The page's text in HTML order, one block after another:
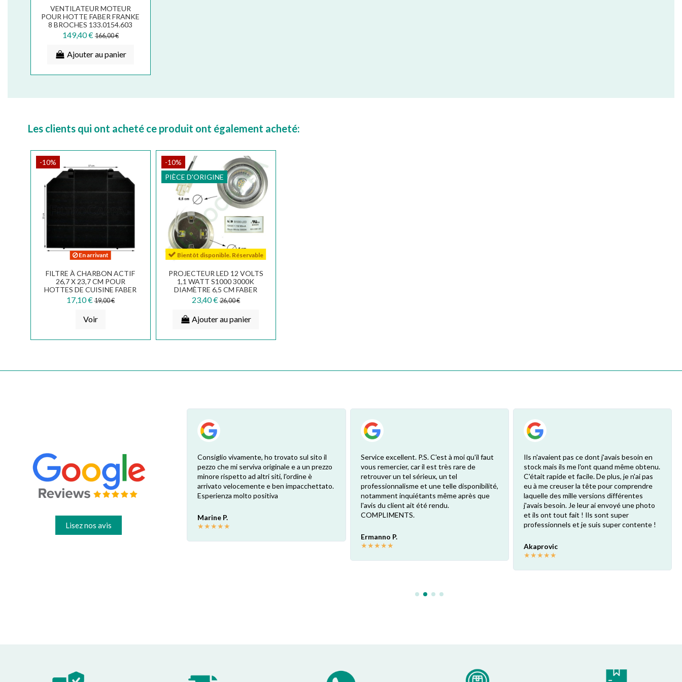
VENTILATEUR MOTEUR
POUR HOTTE FABER FRANKE
8 BROCHES 133.0154.603
149,40 €166,00 €
Ajouter au panier
Les clients qui ont acheté ce produit ont également acheté:
-10%
En arrivant
FILTRE À CHARBON ACTIF
26,7 X 23,7 CM POUR
HOTTES DE CUISINE FABER
FRANKE ARISTON SMEG...
17,10 €19,00 €
Voir
-10%
PIÈCE D'ORIGINE
Bientôt disponible. Réservable
PROJECTEUR LED 12 VOLTS
1,1 WATT S1000 3000K
DIAMÈTRE 6,5 CM FABER
SMEG
23,40 €26,00 €
Ajouter au panier
Lisez nos avis
Excellente expérience. Vous devez envoyer
la photo de l'étiquette du produit afin que
les pièces de rechange exactes soient
vérifiées par le vendeur. Réponse attentive
et rapide. Economie garantie par rapport
30€ la pièce dans mon cas. Hautement
recommandé!
Consiglio vivamente, ho trovato sul sito il
pezzo che mi serviva originale e a un prezzo
minore rispetto ad altri siti, l'ordine è
arrivato velocemente e ben impacchettato.
Esperienza molto positiva
Marine P.
★★★★★
Service excellent. P.S. C'est à moi qu'il faut
vous remercier, car il est très rare de
retrouver un tel sérieux, un tel
professionnalisme et une telle disponibilité,
notamment inquiétants même après que
l'avis du client ait été rendu.
COMPLIMENTS.
Ermanno P.
★★★★★
Ils n'avaient pas ce dont j'avais besoin en
stock mais ils me l'ont quand même obtenu.
C'était rapide et facile. De plus, je n'ai pas
eu à me creuser la tête pour comprendre
laquelle des mille versions différentes
j'avais besoin. Je leur ai envoyé une photo
et ils ont tout fait ! Ils sont super
professionnels et je suis super contente !
Akaprovic
★★★★★